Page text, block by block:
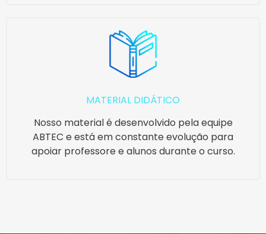
MATERIAL DIDÁTICO
Nosso material é desenvolvido pela equipe
ABTEC e está em constante evolução para
apoiar professore e alunos durante o curso.